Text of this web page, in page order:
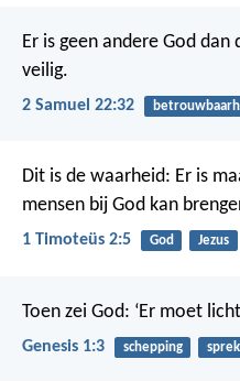
Er is geen andere God dan
veilig.
2 Samuel 22:32
Dit is de waarheid: Er is
mensen bij God kan
1 Timoteüs 2:5 God Jezus
Toen zei God: ‘Er moet
Genesis 1:3 schepping